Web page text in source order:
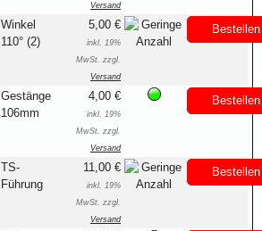
Versand
Winkel
110° (2)
5,00 €
inkl. 19%
MwSt. zzgl.
Versand
Bestellen
Gestänge
106mm
4,00 €
inkl. 19%
MwSt. zzgl.
Versand
Bestellen
TS-
Führung
11,00 €
inkl. 19%
MwSt. zzgl.
Versand
Bestellen